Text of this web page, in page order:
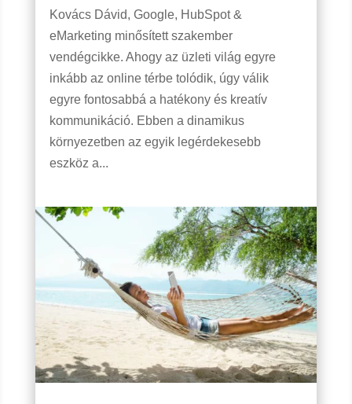
Kovács Dávid, Google, HubSpot &
eMarketing minősített szakember
vendégcikke. Ahogy az üzleti világ egyre
inkább az online térbe tolódik, úgy válik
egyre fontosabbá a hatékony és kreatív
kommunikáció. Ebben a dinamikus
környezetben az egyik legérdekesebb
eszköz a...